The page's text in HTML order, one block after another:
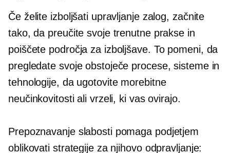
Če želite izboljšati upravljanje zalog, začnite
tako, da preučite svoje trenutne prakse in
poiščete področja za izboljšave. To pomeni, da
pregledate svoje obstoječe procese, sisteme in
tehnologije, da ugotovite morebitne
neučinkovitosti ali vrzeli, ki vas ovirajo.
Prepoznavanje slabosti pomaga podjetjem
oblikovati strategije za njihovo odpravljanje: